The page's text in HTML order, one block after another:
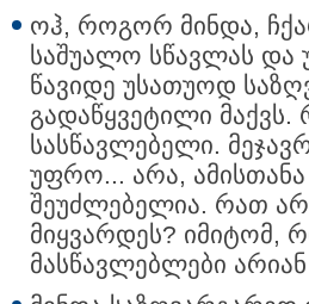
ოჰ, როგორ მინდა,
საშუალო სწავლას და
წავიდე უსათუოდ
გადაწყვეტილი მაქვს.
სასწავლებელი.
უფრო... არა, ამისთანა
შეუძლებელია. რათ
მიყვარდეს? იმიტომ,
მასწავლებლები